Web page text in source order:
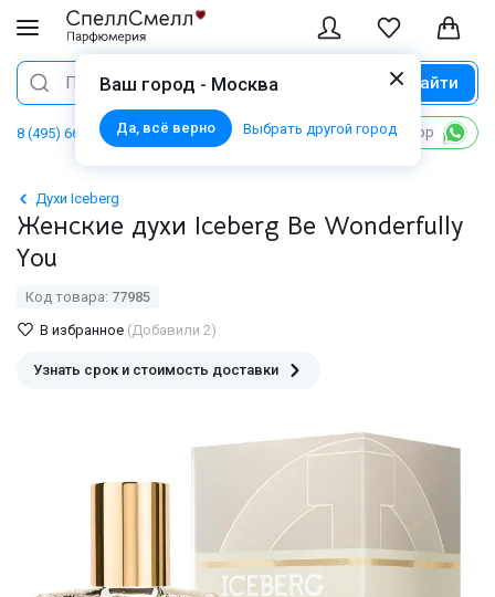
Ваш город - Москва
Да, всё верно Выбрать другой город
Поиск Найти
8 (495) 668 06 02 Написать в WhatsApp
Духи Iceberg
Женские духи Iceberg Be Wonderfully
You
Код товара: 77985
В избранное (Добавили 2)
Узнать срок и стоимость доставки